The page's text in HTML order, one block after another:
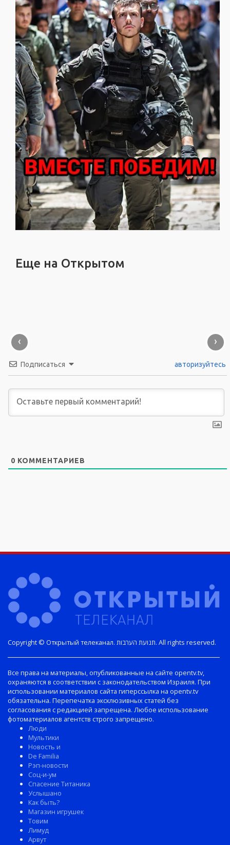
Еще на Открытом
‹ ›
Подписаться авторизуйтесь
0 КОММЕНТАРИЕВ
Copyright © Открытый телеканал. תנועת הערבות. All rights reserved.
Все права на материалы, опубликованные на сайте opentv.tv,
охраняются в соответствии с законодательством Израиля. При
использовании материалов сайта гиперссылка на opentv.tv
обязательна. Перепечатка эксклюзивных статей без
согласования с редакцией запрещена. Любое использование
фотоматериалов агентств строго запрещено.
Люди
Мультики
Новость и
De Familia
Рэп-новости
Соц-и-ум
Спасение Титаника
Услышано
Как быть?
Магазин игрушек
Товим
Лимуд
Арвут